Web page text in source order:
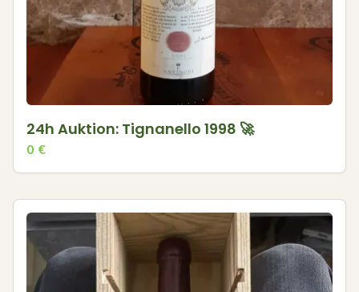
24h Auktion: Tignanello 1998 🚀
0 €